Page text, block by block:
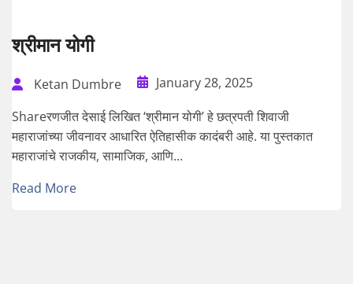
श्रीमान योगी
Ketan Dumbre
January 28, 2025
Shareरणजीत देसाई लिखित ‘श्रीमान योगी’ हे छत्रपती शिवाजी
महाराजांच्या जीवनावर आधारित ऐतिहासीक कादंबरी आहे. या पुस्तकात
महाराजांचे राजकीय, सामाजिक, आणि...
Read More